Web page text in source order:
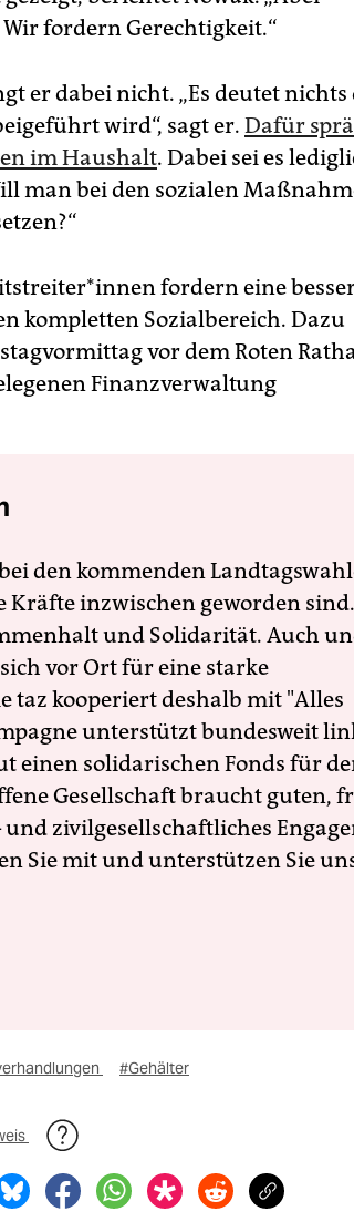
fordern Gerechtigkeit.“
er dabei nicht. „Es deutet
wird“, sagt er. Dafür
im Haushalt. Dabei sei es
man bei den sozialen
fordern eine
kompletten Sozialbereich. Dazu
vor dem Roten
Finanzverwaltung
den kommenden
Kräfte inzwischen geworden sind.
und Solidarität. Auch
vor Ort für eine starke
taz kooperiert deshalb mit "Alles
unterstützt bundesweit
einen solidarischen Fonds für
Gesellschaft braucht guten,
zivilgesellschaftliches
Sie mit und unterstützen Sie
#Gehälter